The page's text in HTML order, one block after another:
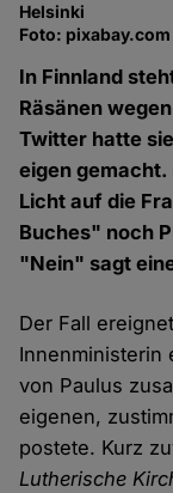
Helsinki
Foto: pixabay.com
In Finnland
Räsänen
Twitter hatte
eigen
Licht auf die
Buches" noch
"Nein" sagt
Der Fall
Innenministerin
von Paulus
eigenen,
postete. Kurz
Lutherische